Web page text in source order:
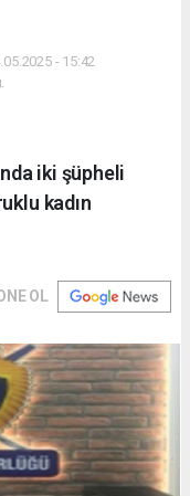
- 15:42
iki şüpheli
kadın
OL